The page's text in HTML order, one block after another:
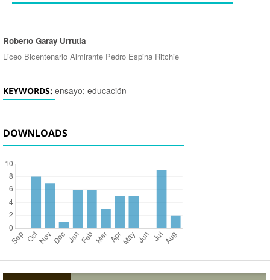
Authors
Roberto Garay Urrutia
Liceo Bicentenario Almirante Pedro Espina Ritchie
KEYWORDS: ensayo; educación
DOWNLOADS